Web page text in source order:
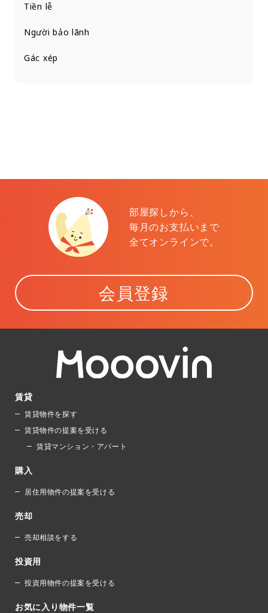
Tiền lễ
Người bảo lãnh
Gác xép
部屋探しから、
毎月のお支払いまで
全てオンラインで。
会員登録
賃貸
賃貸物件を探す
賃貸物件の提案を受ける
賃貸マンション・アパート
購入
居住用物件の提案を受ける
売却
売却相談をする
投資用
投資用物件の提案を受ける
お気に入り物件一覧